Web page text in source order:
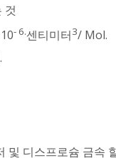
것
- 6.센티미터3/ Mol.
및 디스프로슘 금속